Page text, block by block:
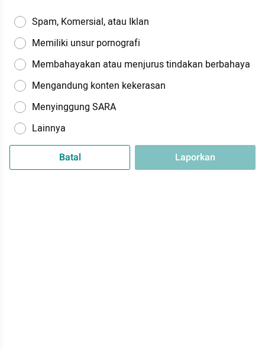
Spam, Komersial, atau Iklan
Memiliki unsur pornografi
Membahayakan atau menjurus tindakan berbahaya
Mengandung konten kekerasan
Menyinggung SARA
Lainnya
Batal Laporkan